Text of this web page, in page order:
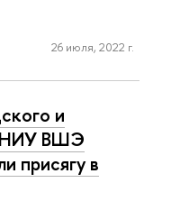
26 июля, 2022 г.
и
НИУ ВШЭ
присягу в